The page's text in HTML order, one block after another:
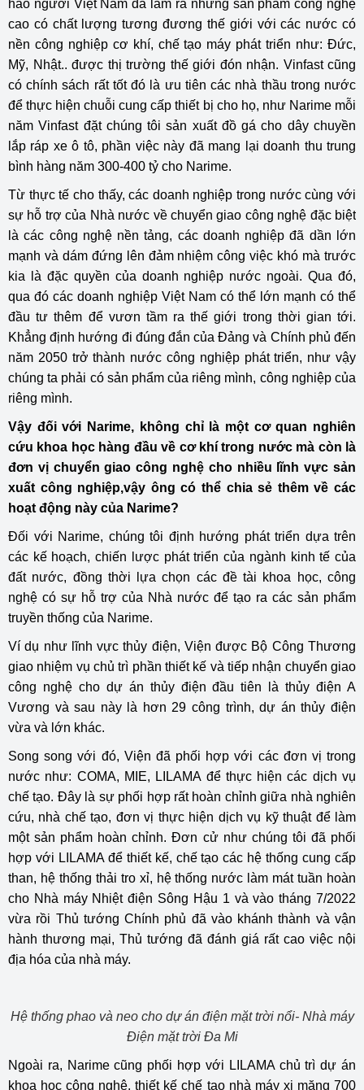
hào người Việt Nam đã làm ra những sản phẩm công nghệ
cao có chất lượng tương đương thế giới với các nước có
nền công nghiệp cơ khí, chế tạo máy phát triển như: Đức,
Mỹ, Nhật.. được thị trường thế giới đón nhận. Vinfast cũng
có chính sách rất tốt đó là ưu tiên các nhà thầu trong nước
để thực hiện chuỗi cung cấp thiết bị cho họ, như Narime mỗi
năm Vinfast đặt chúng tôi sản xuất đồ gá cho dây chuyền
lắp ráp xe ô tô, phần việc này đã mang lại doanh thu trung
bình hàng năm 300-400 tỷ cho Narime.
Từ thực tế cho thấy, các doanh nghiệp trong nước cùng với
sự hỗ trợ của Nhà nước về chuyển giao công nghệ đặc biệt
là các công nghệ nền tảng, các doanh nghiệp đã dần lớn
mạnh và dám đứng lên đảm nhiệm công việc khó mà trước
kia là đặc quyền của doanh nghiệp nước ngoài. Qua đó,
qua đó các doanh nghiệp Việt Nam có thể lớn mạnh có thể
đầu tư thêm để vươn tầm ra thế giới trong thời gian tới.
Khẳng định hướng đi đúng đắn của Đảng và Chính phủ đến
năm 2050 trở thành nước công nghiệp phát triển, như vậy
chúng ta phải có sản phẩm của riêng mình, công nghiệp của
riêng mình.
Vậy đối với Narime, không chỉ là một cơ quan nghiên
cứu khoa học hàng đầu về cơ khí trong nước mà còn là
đơn vị chuyển giao công nghệ cho nhiều lĩnh vực sản
xuất công nghiệp,vậy ông có thể chia sẻ thêm về các
hoạt động này của Narime?
Đối với Narime, chúng tôi định hướng phát triển dựa trên
các kế hoạch, chiến lược phát triển của ngành kinh tế của
đất nước, đồng thời lựa chọn các đề tài khoa học, công
nghệ có sự hỗ trợ của Nhà nước để tạo ra các sản phẩm
truyền thống của Narime.
Ví dụ như lĩnh vực thủy điện, Viện được Bộ Công Thương
giao nhiệm vụ chủ trì phần thiết kế và tiếp nhận chuyển giao
công nghệ cho dự án thủy điện đầu tiên là thủy điện A
Vương và sau này là hơn 29 công trình, dự án thủy điện
vừa và lớn khác.
Song song với đó, Viện đã phối hợp với các đơn vị trong
nước như: COMA, MIE, LILAMA để thực hiện các dịch vụ
chế tạo. Đây là sự phối hợp rất hoàn chỉnh giữa nhà nghiên
cứu, nhà chế tạo, đơn vị thực hiện dịch vụ kỹ thuật để làm
một sản phẩm hoàn chỉnh. Đơn cử như chúng tôi đã phối
hợp với LILAMA để thiết kế, chế tạo các hệ thống cung cấp
than, hệ thống thải tro xỉ, hệ thống nước làm mát tuần hoàn
cho Nhà máy Nhiệt điện Sông Hậu 1 và vào tháng 7/2022
vừa rồi Thủ tướng Chính phủ đã vào khánh thành và vận
hành thương mại, Thủ tướng đã đánh giá rất cao việc nội
địa hóa của nhà máy.
Hệ thống phao và neo cho dự án điện mặt trời nổi- Nhà máy
Điện mặt trời Đa Mi
Ngoài ra, Narime cũng phối hợp với LILAMA chủ trì dự án
khoa học công nghệ, thiết kế chế tạo nhà máy xi măng 700